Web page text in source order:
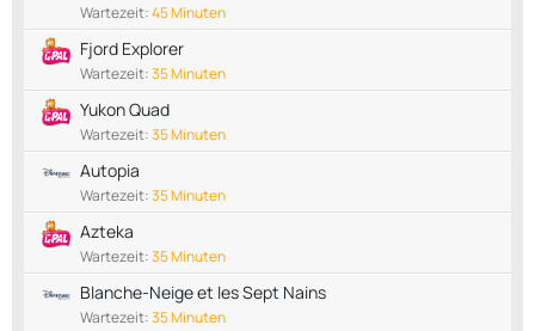
Wartezeit:45 Minuten
Fjord Explorer
Wartezeit:35 Minuten
Yukon Quad
Wartezeit:35 Minuten
Autopia
Wartezeit:35 Minuten
Azteka
Wartezeit:35 Minuten
Blanche-Neige et les Sept Nains
Wartezeit:35 Minuten